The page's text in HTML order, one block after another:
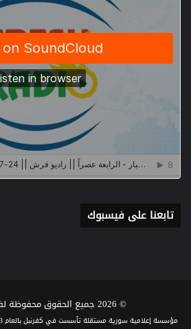
تابعنا على فيسبوك
© 2026 جميع الحقوق محفوظة لفرش أون لاين